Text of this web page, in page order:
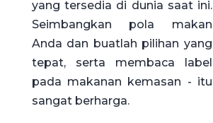
yang tersedia di dunia saat ini.
Seimbangkan pola makan
Anda dan buatlah pilihan yang
tepat, serta membaca label
pada makanan kemasan - itu
sangat berharga.